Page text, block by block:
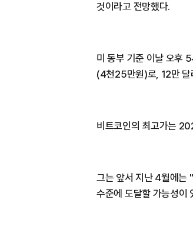
것이라고 전망했다.
미 동부 기준 이날 오후
(4천25만원)로, 12만 달
비트코인의 최고가는
그는 앞서 지난 4월에는
수준에 도달할 가능성이